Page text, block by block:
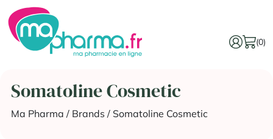
(0)
Somatoline Cosmetic
Ma Pharma / Brands / Somatoline Cosmetic